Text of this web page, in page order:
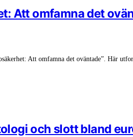
Att omfamna det
Att omfamna det oväntade”. Här
och slott bland